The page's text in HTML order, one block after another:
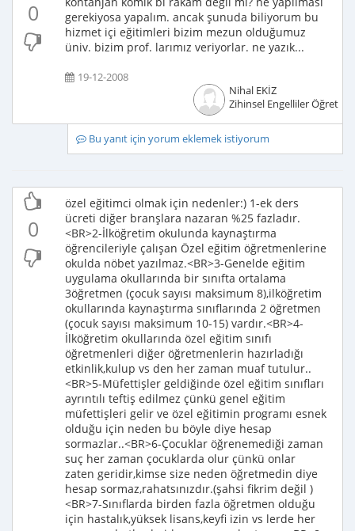
0
gerekiyosa yapalım. ancak şunuda biliyorum bu
hizmet içi eğitimleri bizim mezun olduğumuz
üniv. bizim prof. larımız veriyorlar. ne yazık...
19-12-2008
Nihal EKİZ
Zihinsel Engelliler
Bu yanıt için yorum eklemek istiyorum
0
özel eğitimci olmak için nedenler:) 1-ek ders
ücreti diğer branşlara nazaran %25 fazladır.
<BR>2-İlköğretim okulunda kaynaştırma
öğrencileriyle çalışan Özel eğitim öğretmenlerine
okulda nöbet yazılmaz.<BR>3-Genelde eğitim
uygulama okullarında bir sınıfta ortalama
3öğretmen (çocuk sayısı maksimum 8),ilköğretim
okullarında kaynaştırma sınıflarında 2 öğretmen
(çocuk sayısı maksimum 10-15) vardır.<BR>4-
İlköğretim okullarında özel eğitim sınıfı
öğretmenleri diğer öğretmenlerin hazırladığı
etkinlik,kulup vs den her zaman muaf tutulur..
<BR>5-Müfettişler geldiğinde özel eğitim sınıfları
ayrıntılı teftiş edilmez çünkü genel eğitim
müfettişleri gelir ve özel eğitimin programı esnek
olduğu için neden bu böyle diye hesap
sormazlar..<BR>6-Çocuklar öğrenemediği zaman
suç her zaman çocuklarda olur çünkü onlar
zaten geridir,kimse size neden öğretmedin diye
hesap sormaz,rahatsınızdır.(şahsi fikrim değil )
<BR>7-Sınıflarda birden fazla öğretmen olduğu
için hastalık,yüksek lisans,keyfi izin vs lerde her